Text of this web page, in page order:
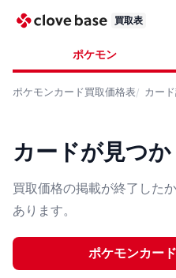
買取表
ポケモン
ポケモンカード買取価格表 カー
カードが見つ
買取価格の掲載が終了した
あります。
ポケモンカード